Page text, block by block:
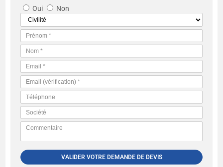
Oui
Non
VALIDER VOTRE DEMANDE DE DEVIS